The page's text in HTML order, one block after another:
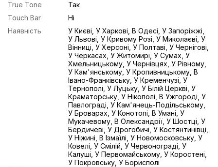
True Tone
Так
Touch Bar
Ні
Наявність
У Києві, У Харкові, В Одесі, У Запоріжжі,
У Львові, У Кривому Розі, У Миколаєві, У
Вінниці, У Херсоні, У Полтаві, У Чернігові,
У Черкасах, У Житомирі, У Сумах, У
Хмельницькому, У Чернівцях, У Рівному,
У Кам'янському, У Кропивницькому, В
Івано-Франківську, У Кременчузі, У
Тернополі, У Луцьку, У Білій Церкві, У
Краматорську, У Нікополі, В Ужгороді, У
Павлограді, У Кам'янець-Подільському,
У Броварах, У Конотопі, В Умані, У
Мукачевому, В Олександрії, У Шостці, У
Бердичеві, У Дрогобичі, У Костянтинівці,
У Ніжині, В Ізмаїлі, У Новомосковську, У
Ковелі, У Смілій, У Червонограді, У
Калуші, У Первомайському, У Коростені,
У Покровську, У Борисполі